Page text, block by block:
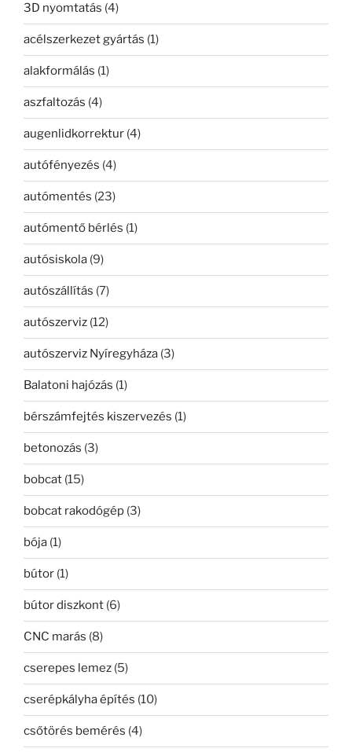
3D nyomtatás (4)
acélszerkezet gyártás (1)
alakformálás (1)
aszfaltozás (4)
augenlidkorrektur (4)
autófényezés (4)
autómentés (23)
autómentő bérlés (1)
autósiskola (9)
autószállítás (7)
autószerviz (12)
autószerviz Nyíregyháza (3)
Balatoni hajózás (1)
bérszámfejtés kiszervezés (1)
betonozás (3)
bobcat (15)
bobcat rakodógép (3)
bója (1)
bútor (1)
bútor diszkont (6)
CNC marás (8)
cserepes lemez (5)
cserépkályha építés (10)
csőtörés bemérés (4)